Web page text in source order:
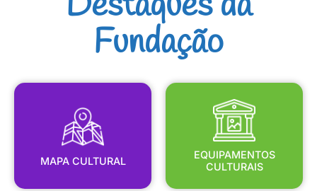
Fundação
MAPA CULTURAL
MAPA CULTURAL
EQUIPAMENTOS
CULTURAIS
EQUIPAMENTOS
CULTURAIS